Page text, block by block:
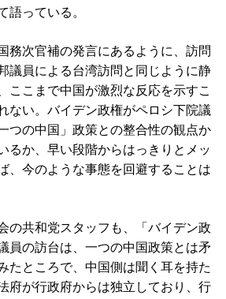
語っている。
務次官補の発言にあるように、訪問
議員による台湾訪問と同じように静
ここまで中国が激烈な反応を示すこ
ない。バイデン政権がペロシ下院議
つの中国」政策との整合性の観点か
るか、早い段階からはっきりとメッ
、今のような事態を回避することは
の共和党スタッフも、「バイデン政
員の訪台は、一つの中国政策とは矛
たところで、中国側は聞く耳を持た
府が行政府からは独立しており、行